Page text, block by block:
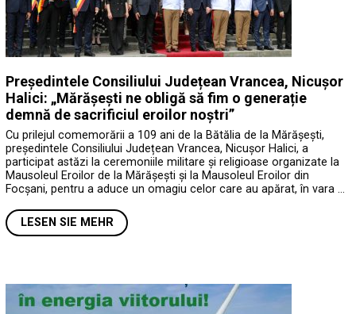
Președintele Consiliului Județean Vrancea, Nicușor
Halici: „Mărășești ne obligă să fim o generație
demnă de sacrificiul eroilor noștri”
Cu prilejul comemorării a 109 ani de la Bătălia de la Mărășești,
președintele Consiliului Județean Vrancea, Nicușor Halici, a
participat astăzi la ceremoniile militare și religioase organizate la
Mausoleul Eroilor de la Mărășești și la Mausoleul Eroilor din
Focșani, pentru a aduce un omagiu celor care au apărat, în vara …
LESEN SIE MEHR